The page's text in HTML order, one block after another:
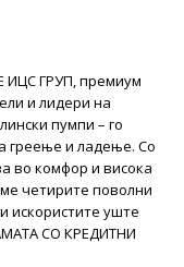
ГРУП, премиум
и лидери на
пумпи – го
греење и ладење. Со
во комфор и висока
четирите поволни
искористите уште
СО КРЕДИТНИ